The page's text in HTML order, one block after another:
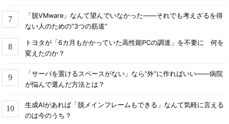
「脱VMware」なんて望んでいなかった――それでも考えざるを得
ない人のための“3つの筋道”
トヨタが「6カ月もかかっていた高性能PCの調達」を不要に 何を
変えたのか？
「サーバを置けるスペースがない」なら“外”に作ればいい――病院
が悩んで選んだ方法とは？
生成AIがあれば「脱メインフレームもできる」なんて気軽に言える
のは今のうち？